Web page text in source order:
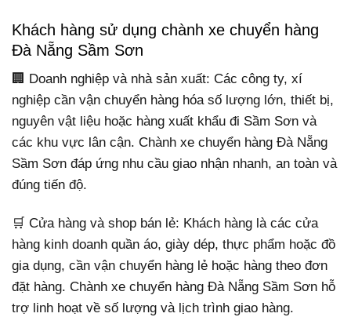
Khách hàng sử dụng chành xe chuyển hàng
Đà Nẵng Sầm Sơn
🏢 Doanh nghiệp và nhà sản xuất: Các công ty, xí
nghiệp cần vận chuyển hàng hóa số lượng lớn, thiết bị,
nguyên vật liệu hoặc hàng xuất khẩu đi Sầm Sơn và
các khu vực lân cận. Chành xe chuyển hàng Đà Nẵng
Sầm Sơn đáp ứng nhu cầu giao nhận nhanh, an toàn và
đúng tiến độ.
🛒 Cửa hàng và shop bán lẻ: Khách hàng là các cửa
hàng kinh doanh quần áo, giày dép, thực phẩm hoặc đồ
gia dụng, cần vận chuyển hàng lẻ hoặc hàng theo đơn
đặt hàng. Chành xe chuyển hàng Đà Nẵng Sầm Sơn hỗ
trợ linh hoạt về số lượng và lịch trình giao hàng.